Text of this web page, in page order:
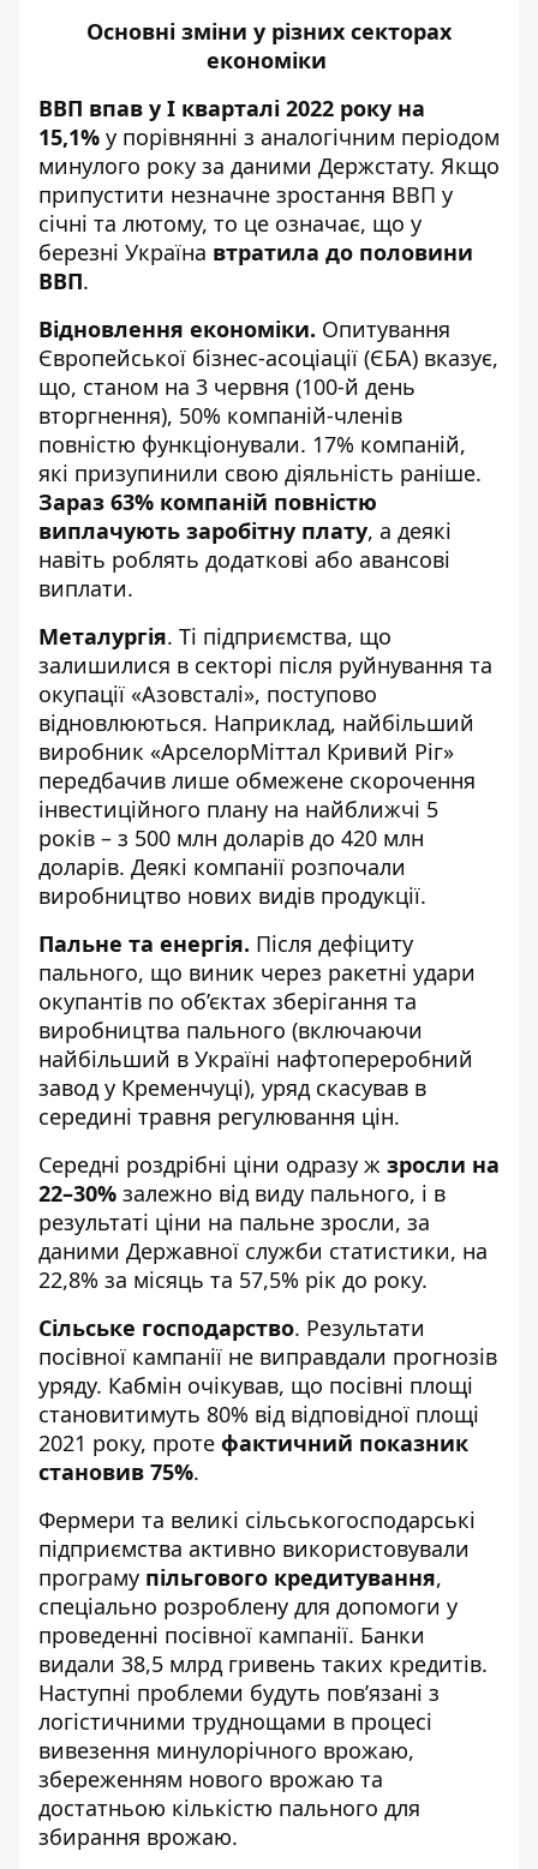
Основні зміни у різних секторах
економіки
ВВП впав у І кварталі 2022 року на
15,1% у порівнянні з аналогічним періодом
минулого року за даними Держстату. Якщо
припустити незначне зростання ВВП у
січні та лютому, то це означає, що у
березні Україна втратила до половини
ВВП.
Відновлення економіки. Опитування
Європейської бізнес-асоціації (ЄБА) вказує,
що, станом на 3 червня (100-й день
вторгнення), 50% компаній-членів
повністю функціонували. 17% компаній,
які призупинили свою діяльність раніше.
Зараз 63% компаній повністю
виплачують заробітну плату, а деякі
навіть роблять додаткові або авансові
виплати.
Металургія. Ті підприємства, що
залишилися в секторі після руйнування та
окупації «Азовсталі», поступово
відновлюються. Наприклад, найбільший
виробник «АрселорМіттал Кривий Ріг»
передбачив лише обмежене скорочення
інвестиційного плану на найближчі 5
років – з 500 млн доларів до 420 млн
доларів. Деякі компанії розпочали
виробництво нових видів продукції.
Пальне та енергія. Після дефіциту
пального, що виник через ракетні удари
окупантів по об’єктах зберігання та
виробництва пального (включаючи
найбільший в Україні нафтопереробний
завод у Кременчуці), уряд скасував в
середині травня регулювання цін.
Середні роздрібні ціни одразу ж зросли на
22–30% залежно від виду пального, і в
результаті ціни на пальне зросли, за
даними Державної служби статистики, на
22,8% за місяць та 57,5% рік до року.
Сільське господарство. Результати
посівної кампанії не виправдали прогнозів
уряду. Кабмін очікував, що посівні площі
становитимуть 80% від відповідної площі
2021 року, проте фактичний показник
становив 75%.
Фермери та великі сільськогосподарські
підприємства активно використовували
програму пільгового кредитування,
спеціально розроблену для допомоги у
проведенні посівної кампанії. Банки
видали 38,5 млрд гривень таких кредитів.
Наступні проблеми будуть пов’язані з
логістичними труднощами в процесі
вивезення минулорічного врожаю,
збереженням нового врожаю та
достатньою кількістю пального для
збирання врожаю.